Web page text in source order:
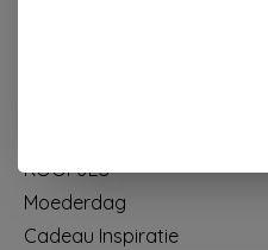
KOOPJES
Moederdag
Cadeau Inspiratie